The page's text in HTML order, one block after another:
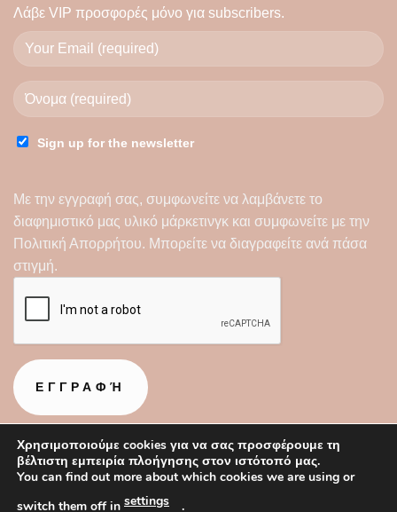
Λάβε VIP προσφορές μόνο για subscribers.
Sign up for the newsletter
Με την εγγραφή σας, συμφωνείτε να λαμβάνετε το
διαφημιστικό μας υλικό μάρκετινγκ και συμφωνείτε με την
Πολιτική Απορρήτου. Μπορείτε να διαγραφείτε ανά πάσα
στιγμή.
Χρησιμοποιούμε cookies για να σας προσφέρουμε τη
βέλτιστη εμπειρία πλοήγησης στον ιστότοπό μας.
You can find out more about which cookies we are using or
switch them off in settings .